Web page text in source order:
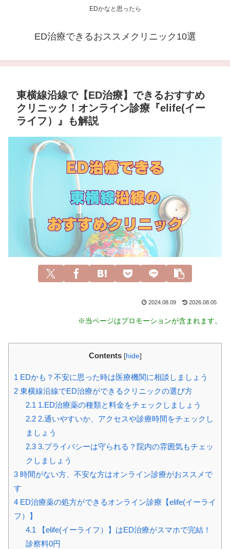
EDかなと思ったら
ED治療できるおススメクリニック10選
東横線沿線で【ED治療】できるおすすめ
クリニック！オンライン診療『elife(イー
ライフ）』も解説
2024.08.09 2026.08.05
※当ページはプロモーションが含まれます。
Contents [hide]
1 EDかも？不安に思った時は医療機関に相談しましょう
2 東横線沿線でED治療ができるクリニックの選び方
2.1 1.ED治療薬の種類と料金をチェックしましょう
2.22.通いやすいか、アクセスや診療時間をチェックし
ましょう
2.33.プライバシーは守られる？院内の雰囲気もチェッ
クしましょう
3 時間がない方、不安な方はオンライン診療がおススメで
す
4 ED治療薬の処方ができるオンライン診療【elife(イーライ
フ）】
4.1 【elife(イーライフ）】はED治療がスマホで完結！
診察料0円